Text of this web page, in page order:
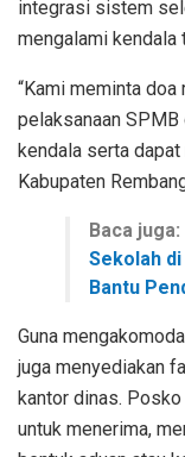
integrasi sistem
mengalami kendala
​“Kami meminta
pelaksanaan SPMB
kendala serta
Kabupaten
Baca juga:
Sekolah
Bantu
​Guna
juga menyediakan
kantor dinas.
untuk menerima,